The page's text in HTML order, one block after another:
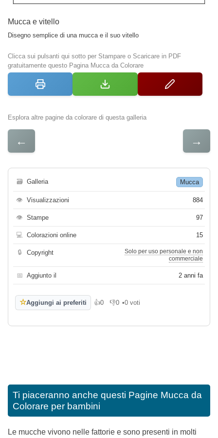
Mucca e vitello
Disegno semplice di una mucca e il suo vitello
Clicca sui pulsanti qui sotto per Stampare o Scaricare in PDF
gratuitamente questo Pagina Mucca da Colorare
Esplora altre pagine da colorare di questa galleria
← →
🗃 Galleria Mucca
👁 Visualizzazioni 884
👁 Stampe 97
💻 Colorazioni online 15
🔒 Copyright
Solo per uso personale e non
commerciale
📅 Aggiunto il 2 anni fa
☆Aggiungi ai preferiti 👍0
Mi piace
👎0
Non mi piace
•0 voti
Ti piaceranno anche questi Pagine Mucca da
Colorare per bambini
Le mucche vivono nelle fattorie e sono presenti in molti